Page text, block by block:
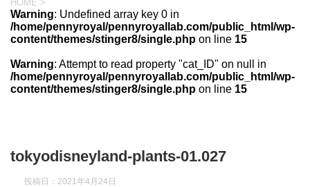
HOME >
Warning: Undefined array key 0 in
/home/pennyroyal/pennyroyallab.com/public_html/wp-
content/themes/stinger8/single.php on line 15
Warning: Attempt to read property "cat_ID" on null in
/home/pennyroyal/pennyroyallab.com/public_html/wp-
content/themes/stinger8/single.php on line 15
tokyodisneyland-plants-01.027
投稿日： 2021年4月24日